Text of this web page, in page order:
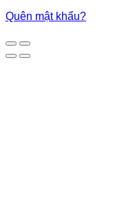
Quên mật khẩu?